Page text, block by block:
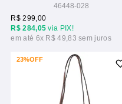
46448-028
R$ 284,05 via PIX!
R$ 299,00
6x R$ 49,83
23%OFF